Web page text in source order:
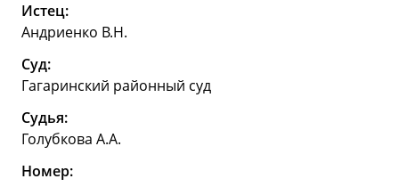
Истец:
Андриенко В.Н.
Суд:
Гагаринский районный суд
Судья:
Голубкова А.А.
Номер: